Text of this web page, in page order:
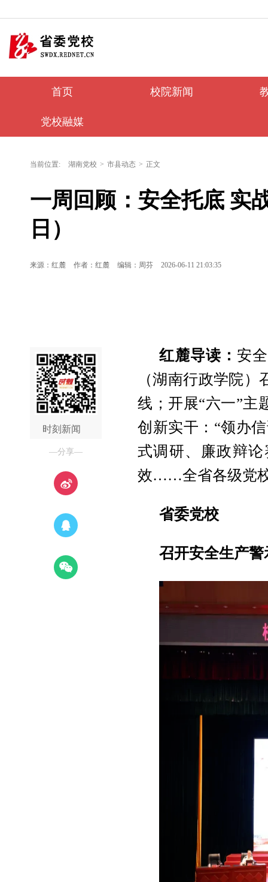
首页 校院新闻
党校融媒
当前位置: 湖南党校 > 市县动态 > 正文
一周回顾：安全托底 实
日）
来源：红麓 作者：红麓 编辑：周芬 2026-06-11 21:03:35
时刻新闻
—分享—
红麓导读： 安
（湖南行政学院
线；开展“六一”主
创新实干：“领办
式调研、廉政辩
效……全省各级党
省委党校
召开安全生产